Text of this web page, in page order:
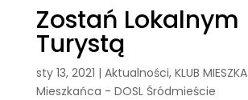
Zostań Lokalnym
Turystą
sty 13, 2021 | Aktualności, KLUB
Mieszkańca - DOSL Śródmieście